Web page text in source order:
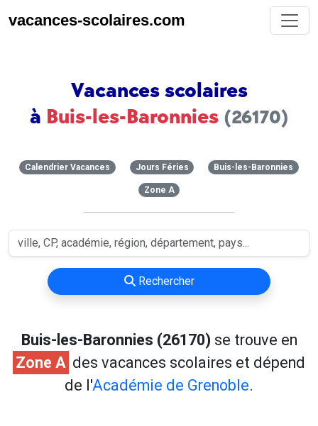
vacances-scolaires.com
Vacances scolaires
à Buis-les-Baronnies (26170)
Calendrier Vacances Jours Féries Buis-les-Baronnies
Zone A
Rechercher
Buis-les-Baronnies (26170) se trouve en
Zone A des vacances scolaires et dépend
de l'Académie de Grenoble.